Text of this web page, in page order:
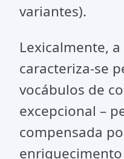
variantes).
Lexicalmente,
caracteriza-se
vocábulos de
excepcional –
compensada